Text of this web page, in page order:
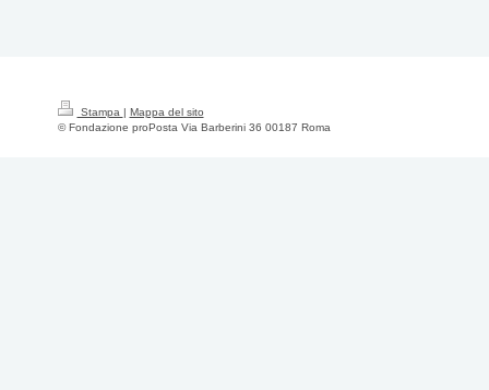
Stampa | Mappa del sito
© Fondazione proPosta Via Barberini 36 00187 Roma